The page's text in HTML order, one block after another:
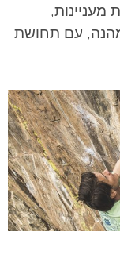
מעניינות,
עם תחושת